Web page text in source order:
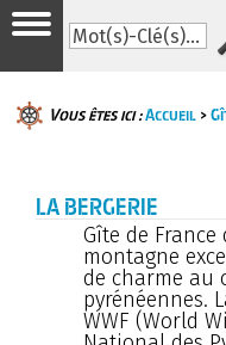
Vous êtes ici :Accueil >
LA BERGERIE
Gîte de
montagne
de charme au
pyrénéennes.
WWF (World